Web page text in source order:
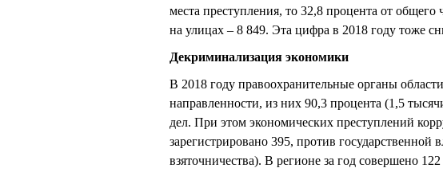
места преступления, то 32,8 процента от
на улицах – 8 849. Эта цифра в 2018 году тоже
Декриминализация экономики
В 2018 году правоохранительные органы
направленности, из них 90,3 процента (1,5
дел. При этом экономических преступлений
зарегистрировано 395, против государственной
взяточничества). В регионе за год совершено